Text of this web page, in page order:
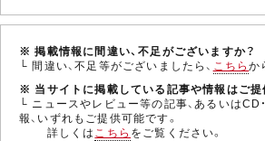
※ 掲載情報に間違い、不足がございますか？
└ 間違い、不足等がございましたら、 こちらか
※ 当サイトに掲載している記事や情報はご提
└ ニュースやレビュー等の記事、あるいはCD
報、いずれもご提供可能です。
詳しくはこちら をご覧ください。